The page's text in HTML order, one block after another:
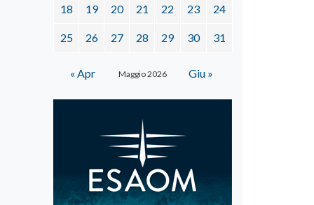
Maggio 2026
18 19 20 21 22 23 24
25 26 27 28 29 30 31
« Apr Giu »